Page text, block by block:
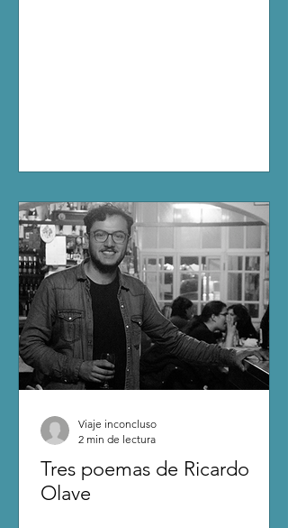
Tres poemas de Ricardo
Olave
Viaje inconcluso
2 min de lectura